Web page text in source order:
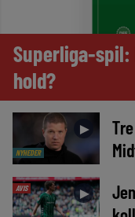
Superliga-
hold?
NYHEDER
►
AVIS ►